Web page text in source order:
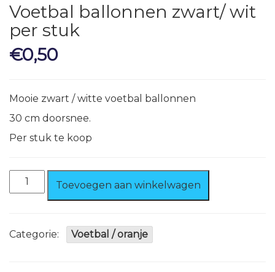
Voetbal ballonnen zwart/ wit
per stuk
€0,50
Mooie zwart / witte voetbal ballonnen
30 cm doorsnee.
Per stuk te koop
Voetbal
ballonnen
per
Toevoegen aan winkelwagen
Categorie: Voetbal / oranje